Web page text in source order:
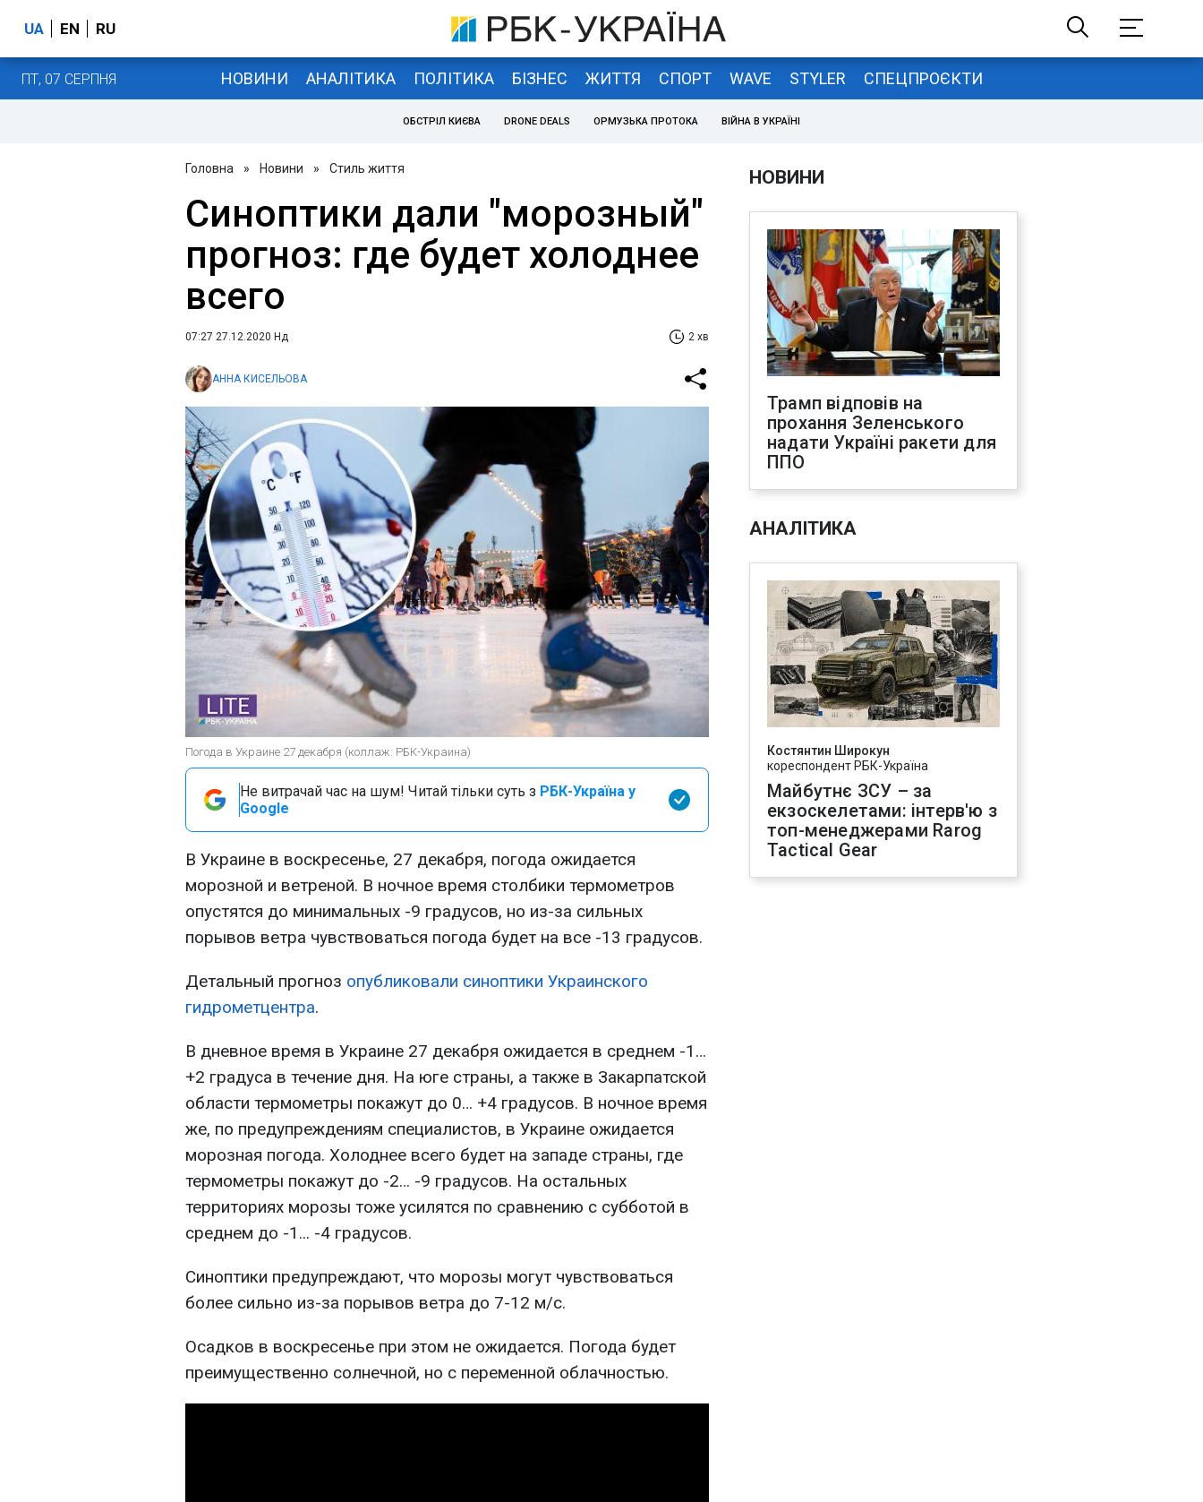
UA EN RU
ПТ, 07 СЕРПНЯ НОВИНИ АНАЛІТИКА ПОЛІТИКА БІЗНЕС ЖИТТЯ СПОРТ WAVE STYLER СПЕЦПРОЄКТИ
ОБСТРІЛ КИЄВА DRONE DEALS ОРМУЗЬКА ПРОТОКА ВІЙНА В УКРАЇНІ
Головна » Новини » Стиль життя
Синоптики дали "морозный"
прогноз: где будет холоднее
всего
07:27 27.12.2020 Нд 2 хв
АННА КИСЕЛЬОВА
Погода в Украине 27 декабря (коллаж: РБК-Украина)
Не витрачай час на шум! Читай тільки суть з РБК-Україна у
Google
В Украине в воскресенье, 27 декабря, погода ожидается
морозной и ветреной. В ночное время столбики термометров
опустятся до минимальных -9 градусов, но из-за сильных
порывов ветра чувствоваться погода будет на все -13 градусов.
Детальный прогноз опубликовали синоптики Украинского
гидрометцентра.
В дневное время в Украине 27 декабря ожидается в среднем -1…
+2 градуса в течение дня. На юге страны, а также в Закарпатской
области термометры покажут до 0… +4 градусов. В ночное время
же, по предупреждениям специалистов, в Украине ожидается
морозная погода. Холоднее всего будет на западе страны, где
термометры покажут до -2… -9 градусов. На остальных
территориях морозы тоже усилятся по сравнению с субботой в
среднем до -1... -4 градусов.
Синоптики предупреждают, что морозы могут чувствоваться
более сильно из-за порывов ветра до 7-12 м/c.
Осадков в воскресенье при этом не ожидается. Погода будет
преимущественно солнечной, но с переменной облачностью.
НОВИНИ
Трамп відповів на
прохання Зеленського
надати Україні ракети для
ППО
АНАЛІТИКА
Костянтин Широкун
кореспондент РБК-Україна
Майбутнє ЗСУ – за
екзоскелетами: інтерв'ю з
топ-менеджерами Rarog
Tactical Gear